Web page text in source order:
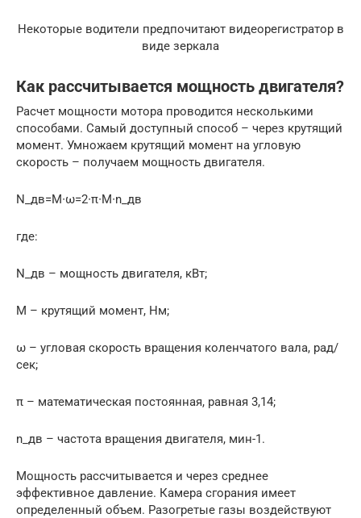
Некоторые водители предпочитают видеорегистратор в
виде зеркала
Как рассчитывается мощность двигателя?
Расчет мощности мотора проводится несколькими
способами. Самый доступный способ – через крутящий
момент. Умножаем крутящий момент на угловую
скорость – получаем мощность двигателя.
N_дв=M∙ω=2∙π∙M∙n_дв
где:
N_дв – мощность двигателя, кВт;
M – крутящий момент, Нм;
ω – угловая скорость вращения коленчатого вала, рад/
сек;
π – математическая постоянная, равная 3,14;
n_дв – частота вращения двигателя, мин-1.
Мощность рассчитывается и через среднее
эффективное давление. Камера сгорания имеет
определенный объем. Разогретые газы воздействуют